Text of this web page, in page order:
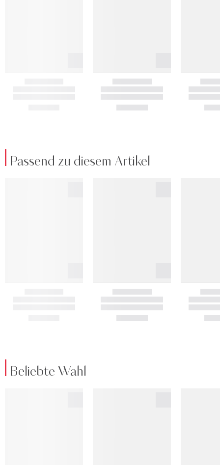
Passend zu diesem Artikel
Beliebte Wahl